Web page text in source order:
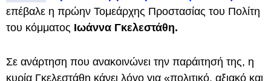
επέβαλε η πρώην Τομεάρχης Προστασίας του Πολίτη
του κόμματος Ιωάννα Γκελεστάθη.
Σε ανάρτηση που ανακοινώνει την παράιτησή της, η
κυρία Γκελεστάθη κάνει λόγο για «πολιτικό, αξιακό και